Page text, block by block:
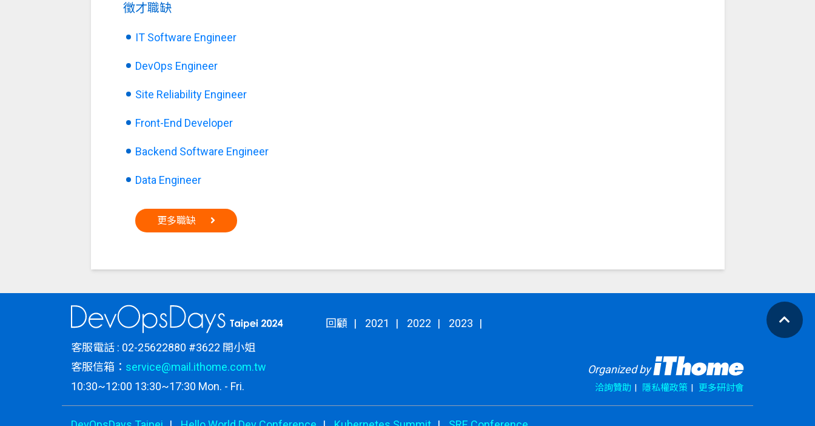
徵才職缺
IT Software Engineer
DevOps Engineer
Site Reliability Engineer
Front-End Developer
Backend Software Engineer
Data Engineer
更多職缺
回顧 2021 2022
2023
客服電話 : 02-25622880 #3622 開小姐
客服信箱： service@mail.ithome.com.tw
10:30~12:00 13:30~17:30 Mon. - Fri.
Organized by
洽詢贊助 隱私權政策 更多研討會